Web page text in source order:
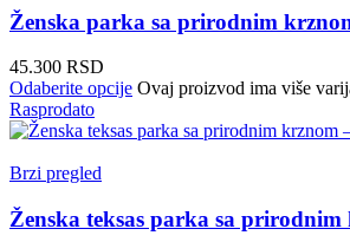
Ženska parka sa prirodnim
45.300 RSD
Odaberite opcije Ovaj proizvod ima više
Rasprodato
Brzi pregled
Ženska teksas parka sa